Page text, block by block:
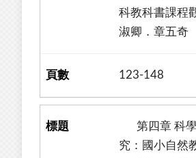
科教科書課程
淑卿．章五奇
123-148
第四章 科學
究：國小自然